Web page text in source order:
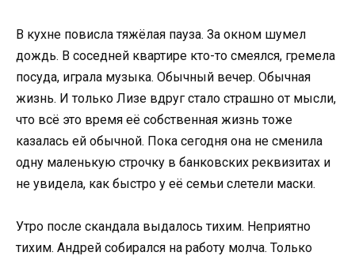
В кухне повисла тяжёлая пауза. За окном шумел
дождь. В соседней квартире кто-то смеялся, гремела
посуда, играла музыка. Обычный вечер. Обычная
жизнь. И только Лизе вдруг стало страшно от мысли,
что всё это время её собственная жизнь тоже
казалась ей обычной. Пока сегодня она не сменила
одну маленькую строчку в банковских реквизитах и
не увидела, как быстро у её семьи слетели маски.
Утро после скандала выдалось тихим. Неприятно
тихим. Андрей собирался на работу молча. Только